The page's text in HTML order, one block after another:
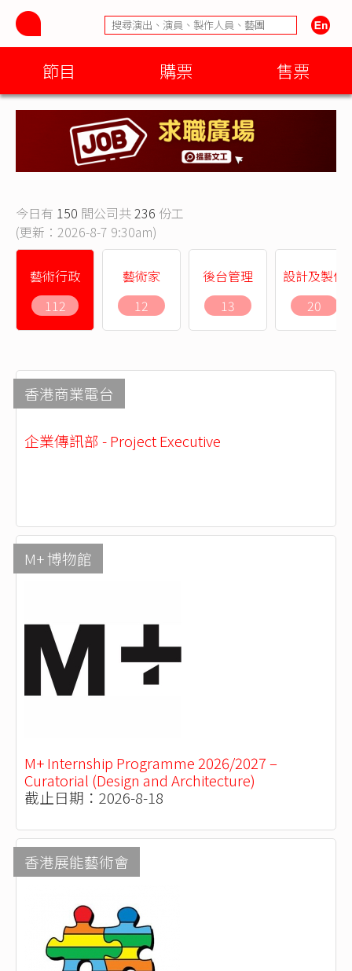
節目 購票 售票
今日有 150 間公司共236 份工
(更新：2026-8-7 9:30am)
藝術行政
112
藝術家
12
後台管理
13
設計及製作
20
香港商業電台
企業傳訊部 - Project Executive
M+ 博物館
M+ Internship Programme 2026/2027 –
Curatorial (Design and Architecture)
截止日期：2026-8-18
香港展能藝術會